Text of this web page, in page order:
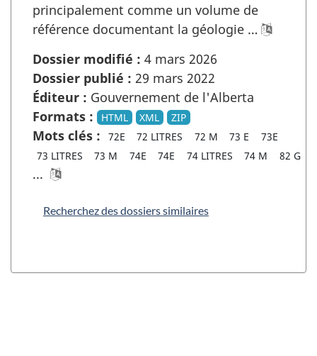
principalement comme un volume de
référence documentant la géologie …
Dossier modifié : 4 mars 2026
Dossier publié : 29 mars 2022
Éditeur : Gouvernement de l'Alberta
Formats :
HTML XML ZIP
Mots clés : 72E 72 LITRES 72 M 73 E
73E
73 LITRES
73 M 74E 74E 74 LITRES 74 M 82 G
...
Recherchez des dossiers similaires